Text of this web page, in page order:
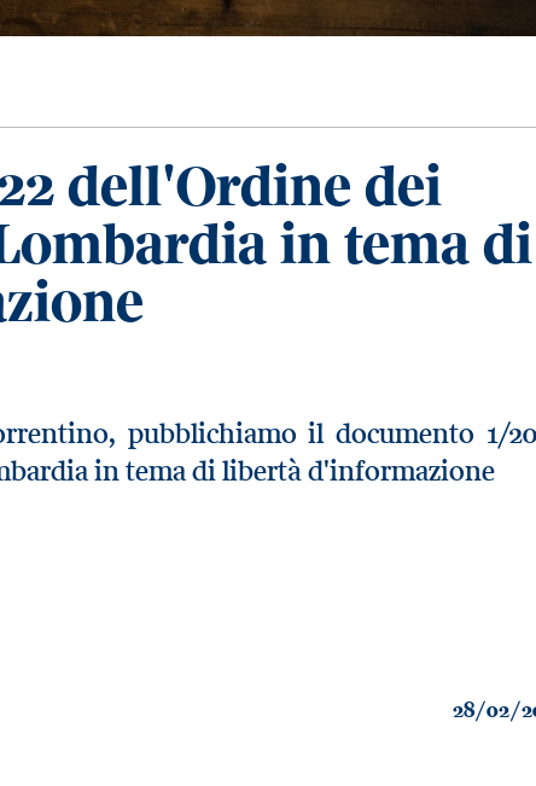
dell'Ordine dei
in tema di
pubblichiamo il documento 1/
in tema di libertà d'informazione
28/02/